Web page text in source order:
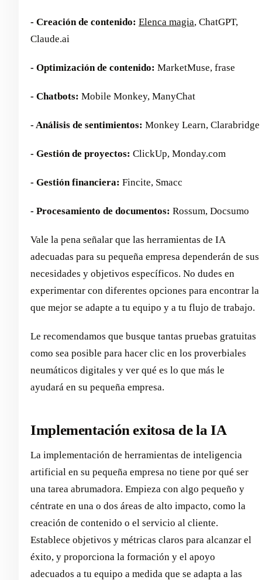
- Creación de contenido: Elenca magia, ChatGPT,
Claude.ai
- Optimización de contenido: MarketMuse, frase
- Chatbots: Mobile Monkey, ManyChat
- Análisis de sentimientos: Monkey Learn, Clarabridge
- Gestión de proyectos: ClickUp, Monday.com
- Gestión financiera: Fincite, Smacc
- Procesamiento de documentos: Rossum, Docsumo
Vale la pena señalar que las herramientas de IA
adecuadas para su pequeña empresa dependerán de sus
necesidades y objetivos específicos. No dudes en
experimentar con diferentes opciones para encontrar la
que mejor se adapte a tu equipo y a tu flujo de trabajo.
Le recomendamos que busque tantas pruebas gratuitas
como sea posible para hacer clic en los proverbiales
neumáticos digitales y ver qué es lo que más le
ayudará en su pequeña empresa.
Implementación exitosa de la IA
La implementación de herramientas de inteligencia
artificial en su pequeña empresa no tiene por qué ser
una tarea abrumadora. Empieza con algo pequeño y
céntrate en una o dos áreas de alto impacto, como la
creación de contenido o el servicio al cliente.
Establece objetivos y métricas claros para alcanzar el
éxito, y proporciona la formación y el apoyo
adecuados a tu equipo a medida que se adapta a las